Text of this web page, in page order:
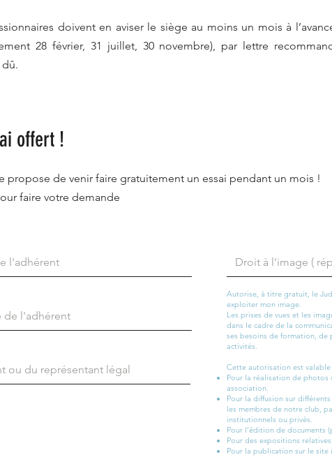
doivent en aviser le siège au moins un mois à
28 février, 31 juillet, 30 novembre), par lettre
offert !
propose de venir faire gratuitement un essai pendant un mois !
faire votre demande
Autorise, à titre gratuit, le
exploiter mon image.
Les prises de vues et les
dans le cadre de la
ses besoins de formation,
activités.
Cette autorisation est valable
Pour la réalisation de photos
association.
Pour la diffusion sur
les membres de notre club,
institutionnels ou privés.
Pour l’édition de documents
Pour des expositions
Pour la publication sur le